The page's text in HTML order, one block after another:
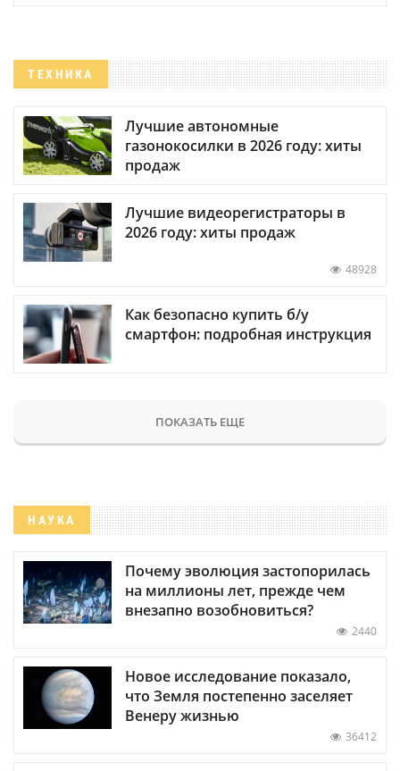
ТЕХНИКА
Лучшие автономные
газонокосилки в 2026 году: хиты
продаж
Лучшие видеорегистраторы в
2026 году: хиты продаж
48928
Как безопасно купить б/у
смартфон: подробная инструкция
ПОКАЗАТЬ ЕЩЕ
НАУКА
Почему эволюция застопорилась
на миллионы лет, прежде чем
внезапно возобновиться?
2440
Новое исследование показало,
что Земля постепенно заселяет
Венеру жизнью
36412